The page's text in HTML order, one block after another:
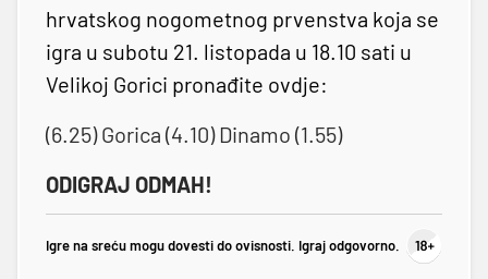
hrvatskog nogometnog prvenstva koja se
igra u subotu 21. listopada u 18.10 sati u
Velikoj Gorici pronađite ovdje:
(6.25) Gorica (4.10) Dinamo (1.55)
ODIGRAJ ODMAH!
Igre na sreću mogu dovesti do ovisnosti. Igraj odgovorno.